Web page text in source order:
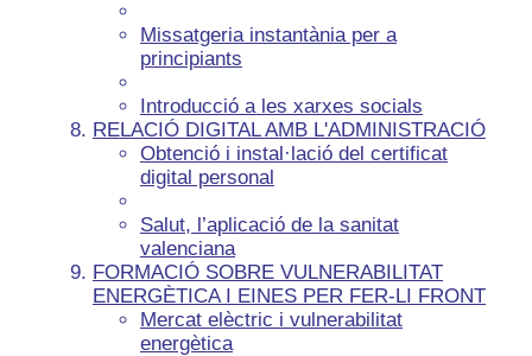
Missatgeria instantània per a
principiants
Introducció a les xarxes socials
RELACIÓ DIGITAL AMB L'ADMINISTRACIÓ
Obtenció i instal·lació del certificat
digital personal
Salut, l’aplicació de la sanitat
valenciana
FORMACIÓ SOBRE VULNERABILITAT
ENERGÈTICA I EINES PER FER-LI FRONT
Mercat elèctric i vulnerabilitat
energètica